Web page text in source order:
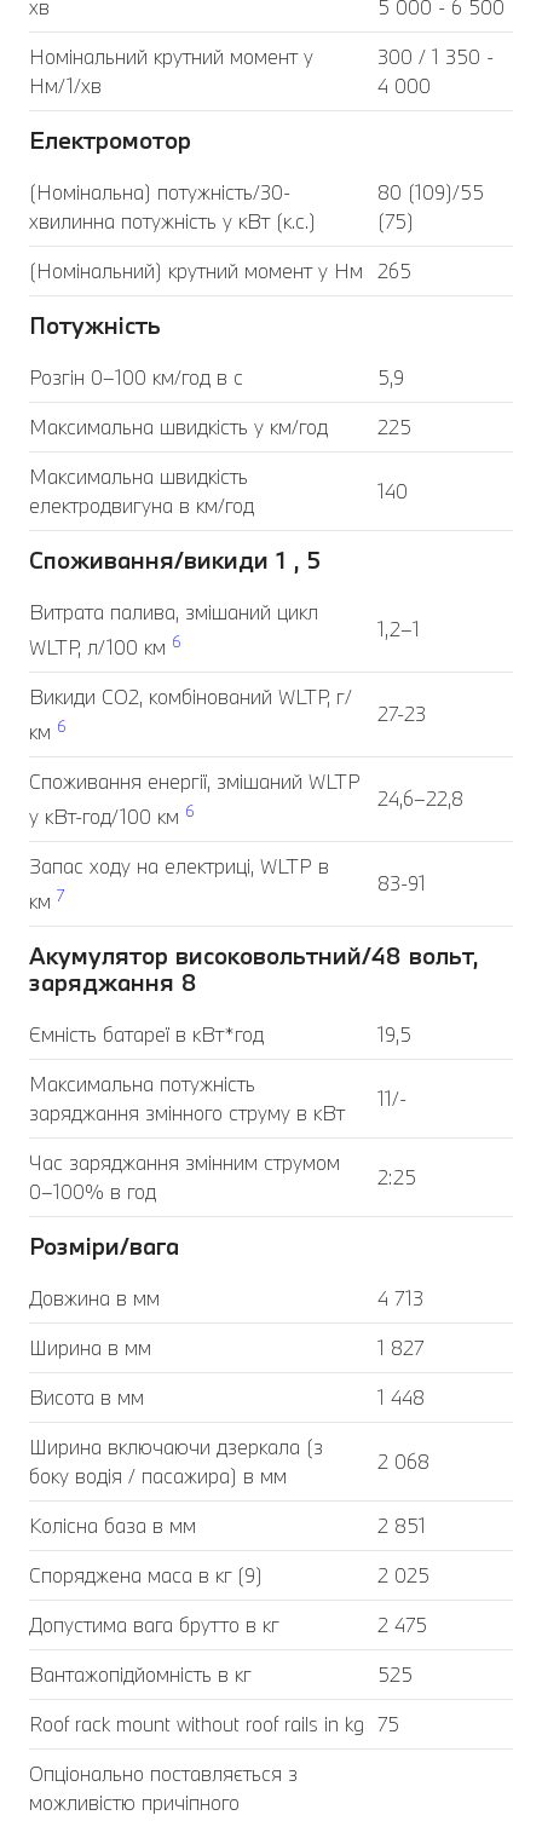
хв
5 000 - 6 500
Номінальний крутний момент у
Нм/1/хв
300 / 1 350 -
4 000
Електромотор
(Номінальна) потужність/30-
хвилинна потужність у кВт (к.с.)
80 (109)/55
(75)
(Номінальний) крутний момент у Нм
265
Потужність
Розгін 0–100 км/год в с
5,9
Максимальна швидкість у км/год
225
Максимальна швидкість
електродвигуна в км/год
140
Споживання/викиди 1 , 5
Витрата палива, змішаний цикл
WLTP, л/100 км 6 1,2–1
Викиди CO2, комбінований WLTP, г/
км 6 27-23
Споживання енергії, змішаний WLTP
у кВт-год/100 км 6 24,6–22,8
Запас ходу на електриці, WLTP в
км 7 83-91
Акумулятор високовольтний/48 вольт,
заряджання 8
Ємність батареї в кВт*год
19,5
Максимальна потужність
заряджання змінного струму в кВт
11/-
Час заряджання змінним струмом
0–100% в год
2:25
Розміри/вага
Довжина в мм
4 713
Ширина в мм
1 827
Висота в мм
1 448
Ширина включаючи дзеркала (з
боку водія / пасажира) в мм
2 068
Колісна база в мм
2 851
Споряджена маса в кг (9)
2 025
Допустима вага брутто в кг
2 475
Вантажопідйомність в кг
525
Roof rack mount without roof rails in kg 75
Опціонально поставляється з
можливістю причіпного